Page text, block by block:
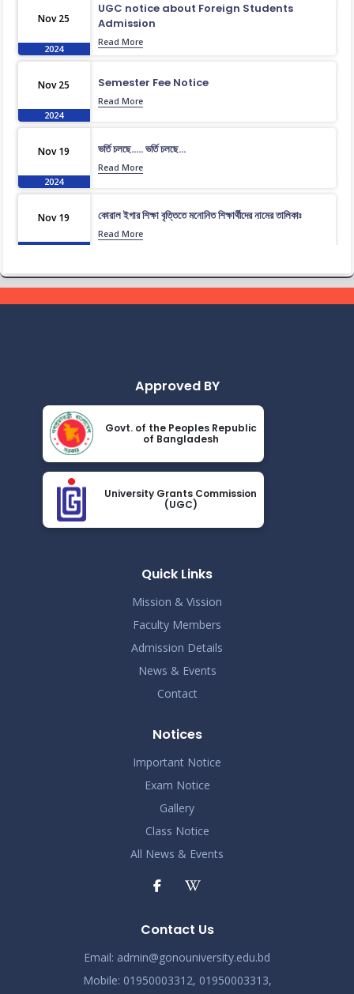
Nov 25
2024
UGC notice about Foreign Students
Admission
Read More
Nov 25
2024
Semester Fee Notice
Read More
Nov 19
2024
ভর্তি চলছে….. ভর্তি চলছে…
Read More
Nov 19
2024
কোরাল ইগার শিক্ষা বৃত্তিতে মনোনিত শিক্ষার্থীদের নামের তালিকাঃ
Read More
ধূমপান, পান সেবন করা ও মাদক সেবন করা সম্পূর্ণ নিষিদ্ধ।
Nov 19
2024
আন্তর্জাতিক মাতৃভাষা দিবস ও শহীদ দিবস পালন প্রসঙ্গে বিজ্ঞপ্তি
Read More
Nov 19
2024
এপ্রিল ২০২৩ সেমিস্টারের ফাইনাল পরীক্ষার (অনুষ্ঠিতব্য অক্টোবর ২০২৩)
বিজ্ঞপ্তি
Approved BY
Govt. of the Peoples Republic
of Bangladesh
University Grants Commission
(UGC)
Quick Links
Mission & Vission
Faculty Members
Admission Details
News & Events
Contact
Notices
Important Notice
Exam Notice
Gallery
Class Notice
All News & Events
Contact Us
Email: admin@gonouniversity.edu.bd
Mobile: 01950003312, 01950003313,